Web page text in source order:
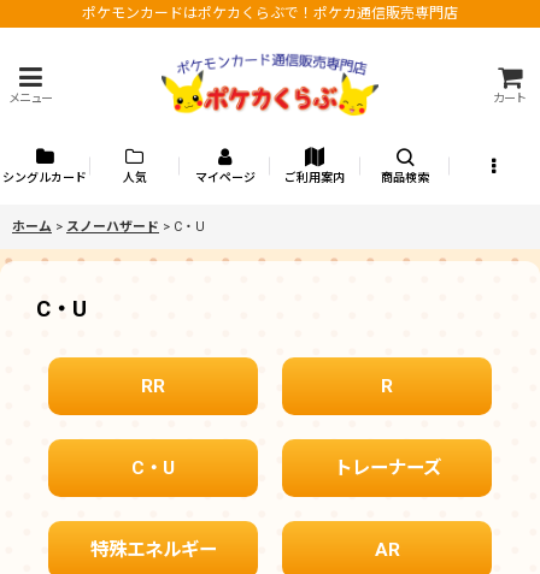
ポケモンカードはポケカくらぶで！ポケカ通信販売専門店
メニュー カート
シングルカード 人気 マイページ ご利用案内 商品検索
ホーム > スノーハザード > C・U
C・U
RR R
C・U トレーナーズ
特殊エネルギー AR